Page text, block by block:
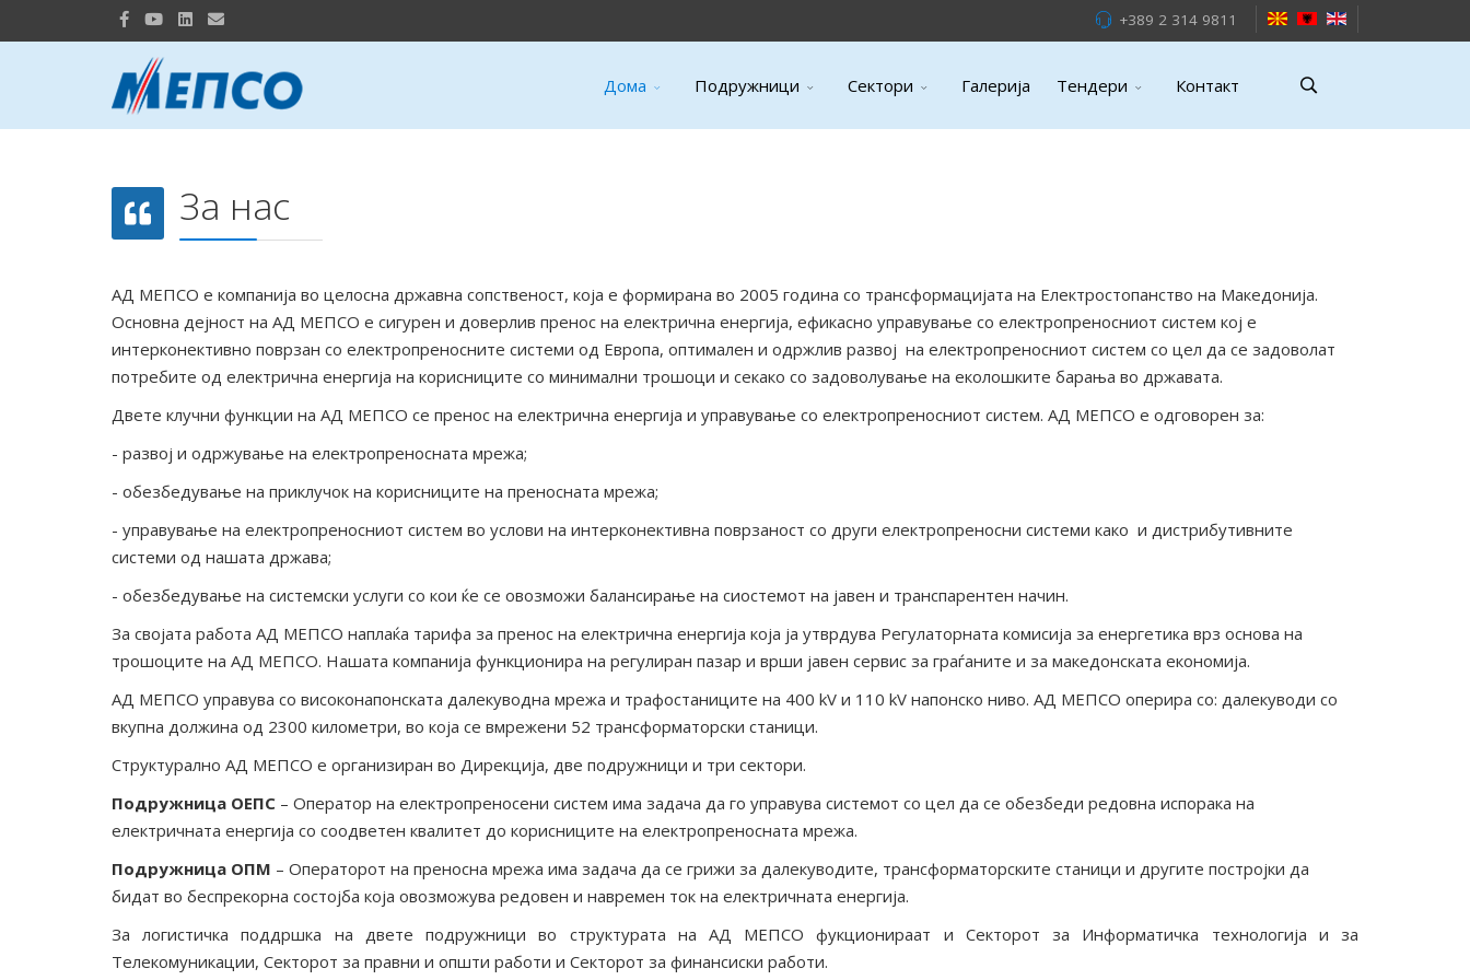
+389 2 314 9811
Дома Подружници Сектори Галерија Тендери Контакт
За нас
АД МЕПСО е компанија во целосна државна сопственост, која е формирана во 2005 година со трансформацијата на Електростопанство на Македонија.
Основна дејност на АД МЕПСО е сигурен и доверлив пренос на електрична енергија, ефикасно управување со електропреносниот систем кој е
интерконективно поврзан со електропреносните системи од Европа, оптимален и одржлив развој на електропреносниот систем со цел да се задоволат
потребите од електрична енергија на корисниците со минимални трошоци и секако со задоволување на еколошките барања во државата.
Двете клучни функции на АД МЕПСО се пренос на електрична енергија и управување со електропреносниот систем. АД МЕПСО е одговорен за:
- развој и одржување на електропреносната мрежа;
- обезбедување на приклучок на корисниците на преносната мрежа;
- управување на електропреносниот систем во услови на интерконективна поврзаност со други електропреносни системи како и дистрибутивните
системи од нашата држава;
- обезбедување на системски услуги со кои ќе се овозможи балансирање на сиостемот на јавен и транспарентен начин.
За својата работа АД МЕПСО наплаќа тарифа за пренос на електрична енергија која ја утврдува Регулаторната комисија за енергетика врз основа на
трошоците на АД МЕПСО. Нашата компанија функционира на регулиран пазар и врши јавен сервис за граѓаните и за македонската економија.
АД МЕПСО управува со високонапонската далекуводна мрежа и трафостаниците на 400 kV и 110 kV напонско ниво. АД МЕПСО оперира со: далекуводи со
вкупна должина од 2300 километри, во која се вмрежени 52 трансформаторски станици.
Структурално АД МЕПСО е организиран во Дирекција, две подружници и три сектори.
Подружница ОЕПС – Оператор на електропреносени систем има задача да го управува системот со цел да се обезбеди редовна испорака на
електричната енергија со соодветен квалитет до корисниците на електропреносната мрежа.
Подружница ОПМ – Операторот на преносна мрежа има задача да се грижи за далекуводите, трансформаторските станици и другите постројки да
бидат во беспрекорна состојба која овозможува редовeн и навремен ток на електричната енергија.
За логистичка поддршка на двете подружници во структурата на АД МЕПСО фукционираат и Секторот за Информатичка технологија и за
Телекомуникации, Секторот за правни и општи работи и Секторот за финансиски работи.